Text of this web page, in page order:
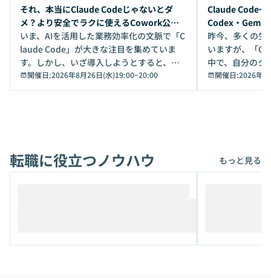
開催前
それ、本当にClaude Codeじゃないとダ
メ？より安全でラクに使えるCowork公開
デモ
いま、AIを活用した業務効率化の文脈で「C
laude Code」が大きな注目を集めていま
す。しかし、いざ導入しようとすると、セ
キュリティ面の懸念や権限管理のハードル
から、気軽に使えないケースも多いのでは
けでなく、想像以上の範囲まで自動化でき
ることは、まだあまり知られていません。
メルカリでの判断基準をもとに「なぜClau
開催日:2026年8月26日(水)19:00~20:00
開催前
Claude Code一
Codex・
昨今、多くの生
いますが、「
中で、自分のタ
いいのか」を自
か？ 「なんとなく誰かが良いと言っていた
は、評判では
ているAIを選ぶこ
それぞれの本当
開催日:2026年8
転職に役立つノウハウ もっと見る